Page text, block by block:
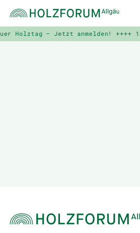
Holztag – Jetzt anmelden! ++++